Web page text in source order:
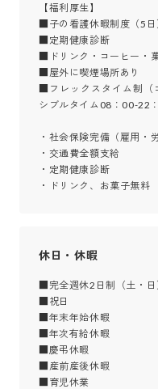
【福利厚生】
■子の看護休暇制度（5
■定期健康診断
■ドリンク・コーヒー・
■屋外に喫煙場所あり
■フレックスタイム制
シブルタイム08：00-22：
・社会保険完備（雇用・
・交通費全額支給
・定期健康診断
・ドリンク、お菓子無料
休日・休暇
■完全週休2日制（土・日
■祝日
■年末年始休暇
■年次有給休暇
■慶弔休暇
■産前産後休暇
■育児休業